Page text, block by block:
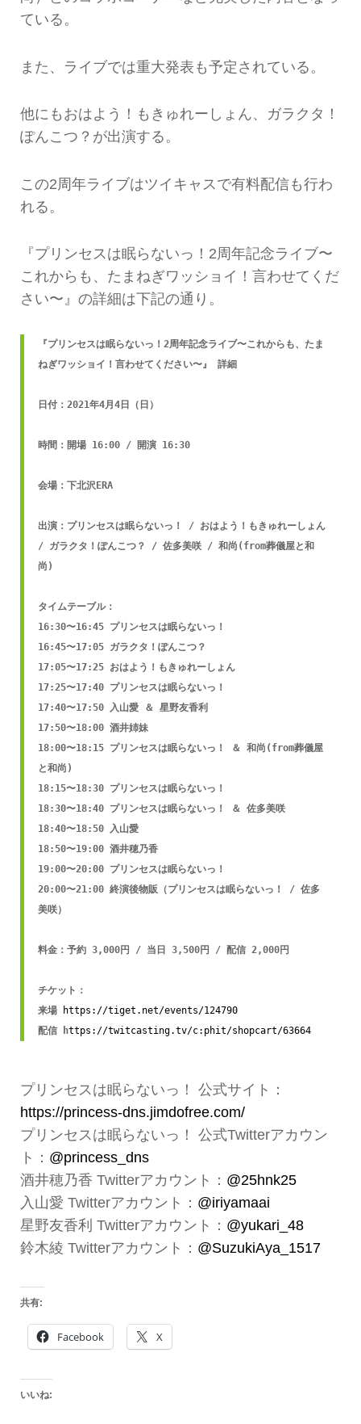
ている。
また、ライブでは重大発表も予定されている。
他にもおはよう！もきゅれーしょん、ガラクタ！
ぽんこつ？が出演する。
この2周年ライブはツイキャスで有料配信も行わ
れる。
『プリンセスは眠らないっ！2周年記念ライブ〜
これからも、たまねぎワッショイ！言わせてくだ
さい〜』の詳細は下記の通り。
『プリンセスは眠らないっ！2周年記念ライブ〜これからも、たま
ねぎワッショイ！言わせてください〜』 詳細
日付：2021年4月4日（日）
時間：開場 16:00 / 開演 16:30
会場：下北沢ERA
出演：プリンセスは眠らないっ！ / おはよう！もきゅれーしょん
/ ガラクタ！ぽんこつ？ / 佐多美咲 / 和尚(from葬儀屋と和
尚)
タイムテーブル：
16:30〜16:45 プリンセスは眠らないっ！
16:45〜17:05 ガラクタ！ぽんこつ？
17:05〜17:25 おはよう！もきゅれーしょん
17:25〜17:40 プリンセスは眠らないっ！
17:40〜17:50 入山愛 ＆ 星野友香利
17:50〜18:00 酒井姉妹
18:00〜18:15 プリンセスは眠らないっ！ ＆ 和尚(from葬儀屋
と和尚)
18:15〜18:30 プリンセスは眠らないっ！
18:30〜18:40 プリンセスは眠らないっ！ ＆ 佐多美咲
18:40〜18:50 入山愛
18:50〜19:00 酒井穂乃香
19:00〜20:00 プリンセスは眠らないっ！
20:00〜21:00 終演後物販（プリンセスは眠らないっ！ / 佐多
美咲）
料金：予約 3,000円 / 当日 3,500円 / 配信 2,000円
チケット：
来場
https://tiget.net/events/124790
配信 https://twitcasting.tv/c:phit/shopcart/63664
プリンセスは眠らないっ！ 公式サイト：
https://princess-dns.jimdofree.com/
プリンセスは眠らないっ！ 公式Twitterアカウン
ト： @princess_dns
酒井穂乃香 Twitterアカウント： @25hnk25
入山愛 Twitterアカウント： @iriyamaai
星野友香利 Twitterアカウント： @yukari_48
鈴木綾 Twitterアカウント： @SuzukiAya_1517
共有:
Facebook X
いいね: